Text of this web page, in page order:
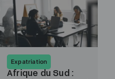
Expatriation
Afrique du Sud :